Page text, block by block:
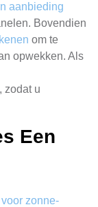
aanbieding
Bovendien
om te
opwekken. Als
, zodat u
Een
zonne-